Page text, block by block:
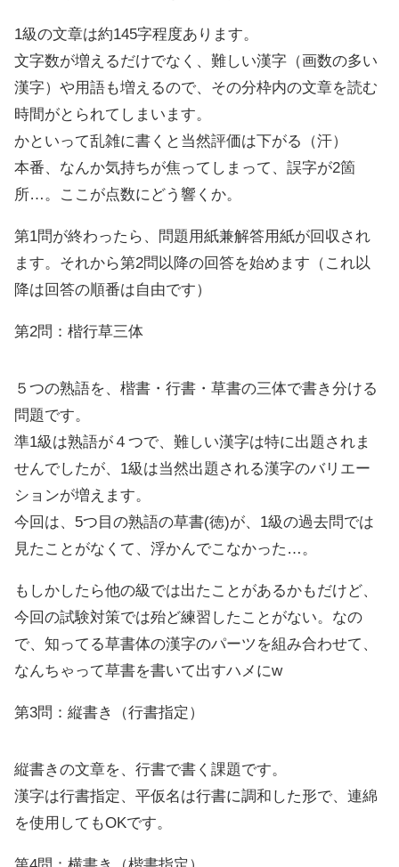
1級の文章は約145字程度あります。
文字数が増えるだけでなく、難しい漢字（画数の多い
漢字）や用語も増えるので、その分枠内の文章を読む
時間がとられてしまいます。
かといって乱雑に書くと当然評価は下がる（汗）
本番、なんか気持ちが焦ってしまって、誤字が2箇
所…。ここが点数にどう響くか。
第1問が終わったら、問題用紙兼解答用紙が回収され
ます。それから第2問以降の回答を始めます（これ以
降は回答の順番は自由です）
第2問：楷行草三体
５つの熟語を、楷書・行書・草書の三体で書き分ける
問題です。
準1級は熟語が４つで、難しい漢字は特に出題されま
せんでしたが、1級は当然出題される漢字のバリエー
ションが増えます。
今回は、5つ目の熟語の草書(徳)が、1級の過去問では
見たことがなくて、浮かんでこなかった…。
もしかしたら他の級では出たことがあるかもだけど、
今回の試験対策では殆ど練習したことがない。なの
で、知ってる草書体の漢字のパーツを組み合わせて、
なんちゃって草書を書いて出すハメにw
第3問：縦書き（行書指定）
縦書きの文章を、行書で書く課題です。
漢字は行書指定、平仮名は行書に調和した形で、連綿
を使用してもOKです。